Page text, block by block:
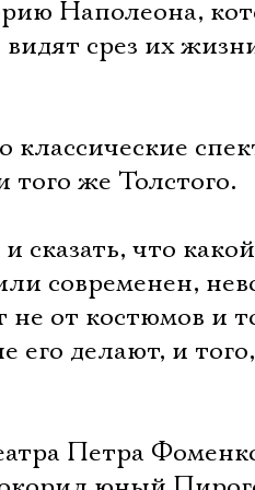
Наполеона,
срез их
классические
же Толстого.
сказать, что
современен,
не от костюмов и
его делают, и
Петра